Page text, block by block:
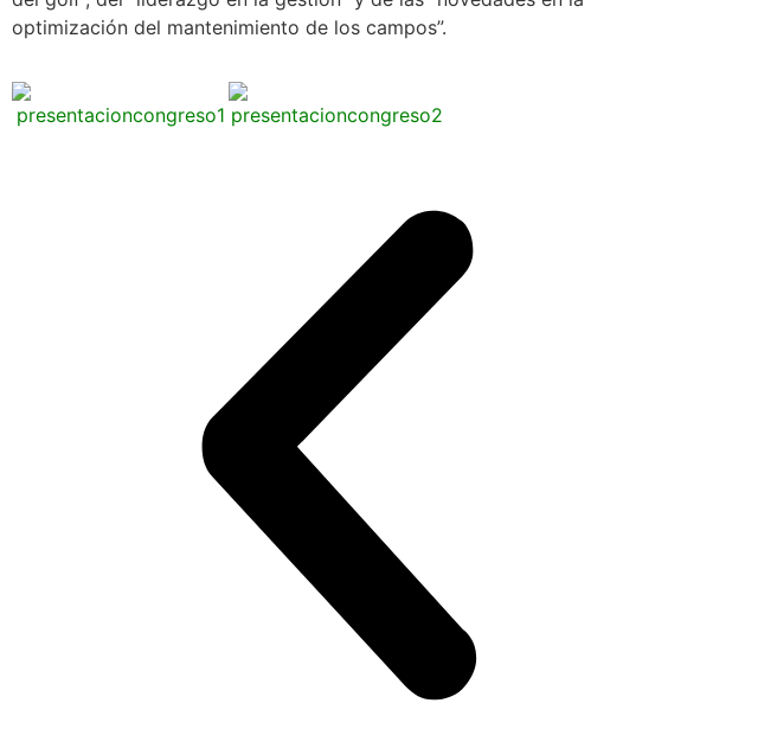
optimización del mantenimiento de los campos”.